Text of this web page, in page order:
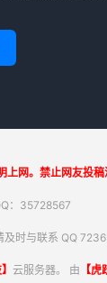
网。禁止网友投稿
：35728567
及时与联系 QQ
云服务器。 由 【